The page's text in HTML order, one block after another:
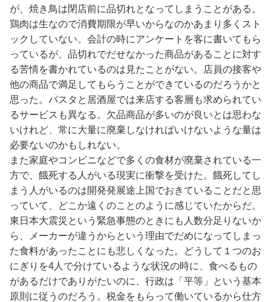
が、焼き鳥は閉店前に品切れとなってしまうことがある。
鶏肉は生なので消費期限が早いからなのかあまり多くスト
ックしていない。会計の時にアンケートを客に書いてもら
っているが、品切れでだせなかった商品があることに対す
る苦情を書かれているのは見たことがない。店員の接客や
他の商品で満足してもらうことができているのだろうかと
思った。パスタと居酒屋では来店する客層も求められてい
るサービスも異なる。欠品商品が多いのが良いとは思わな
いけれど、常に大量に廃棄しなければいけないような量は
必要ないのかもしれない。
また家庭やコンビニなどで多くの食材が廃棄されている一
方で、餓死する人がいる現実に衝撃を受けた。餓死してし
まう人がいるのは開発発展途上国でおきていることだと思
っていて、どこか遠くのことのように感じていたからだ。
東日本大震災という緊急事態のときにも人数分足りないか
ら、メーカーが違うからという理由でだめになってしまっ
た食料があったことにも悲しくなった。どうして１つのお
にぎりを4人で分けているような状況の時に、食べるもの
があるだけでありがたいのに、行政は「平等」という基本
原則に従うのだろう。税金をもらって働いているから仕方